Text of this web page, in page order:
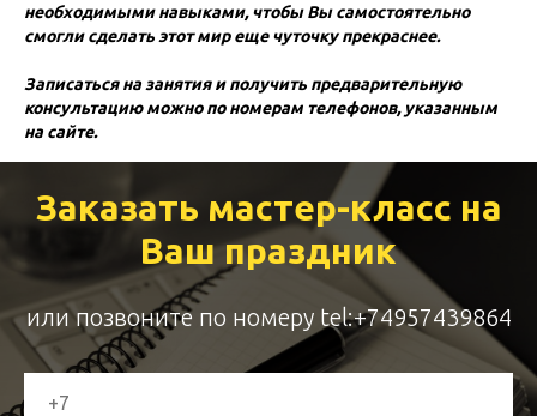
необходимыми навыками, чтобы Вы самостоятельно
смогли сделать этот мир еще чуточку прекраснее.
Записаться на занятия и получить предварительную
консультацию можно по номерам телефонов, указанным
на сайте.
Заказать мастер-класс на
Ваш праздник
или позвоните по номеру tel:+74957439864